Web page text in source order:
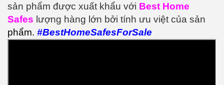
sản phẩm được xuất khẩu với Best Home
Safes lượng hàng lớn bởi tính ưu việt của sản
phẩm. #BestHomeSafesForSale